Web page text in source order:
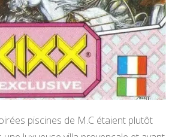
piscines de M.C étaient plutôt